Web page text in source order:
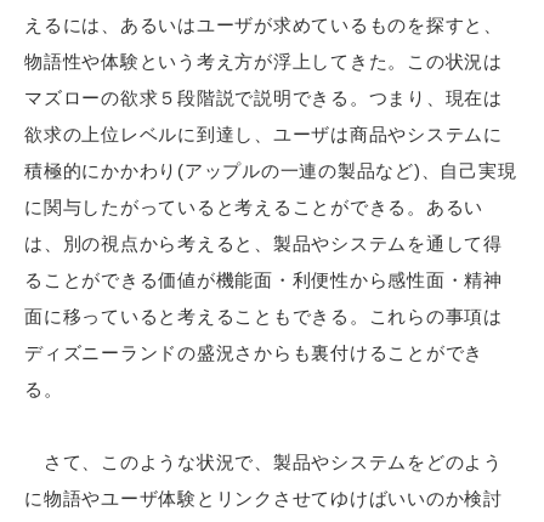
えるには、あるいはユーザが求めているものを探すと、
物語性や体験という考え方が浮上してきた。この状況は
マズローの欲求５段階説で説明できる。つまり、現在は
欲求の上位レベルに到達し、ユーザは商品やシステムに
積極的にかかわり(アップルの一連の製品など)、自己実現
に関与したがっていると考えることができる。あるい
は、別の視点から考えると、製品やシステムを通して得
ることができる価値が機能面・利便性から感性面・精神
面に移っていると考えることもできる。これらの事項は
ディズニーランドの盛況さからも裏付けることができ
る。
さて、このような状況で、製品やシステムをどのよう
に物語やユーザ体験とリンクさせてゆけばいいのか検討